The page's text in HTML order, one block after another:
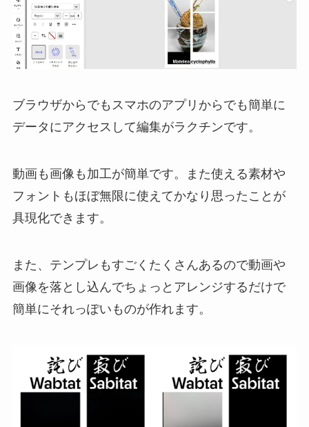
ブラウザからでもスマホのアプリからでも簡単に
データにアクセスして編集がラクチンです。
動画も画像も加工が簡単です。また使える素材や
フォントもほぼ無限に使えてかなり思ったことが
具現化できます。
また、テンプレもすごくたくさんあるので動画や
画像を落とし込んでちょっとアレンジするだけで
簡単にそれっぽいものが作れます。